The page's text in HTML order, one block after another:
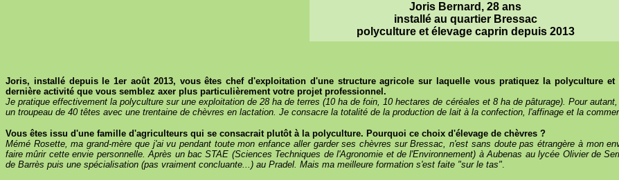
Joris Bernard, 28 ans
installé au quartier Bressac
polyculture et élevage caprin depuis 2013
Joris, installé depuis le 1er août 2013, vous êtes chef d'exploitation d'une structure agricole sur laquelle vous pratiquez la polyculture
dernière activité que vous semblez axer plus particulièrement votre projet professionnel.
Je pratique effectivement la polyculture sur une exploitation de 28 ha de terres (10 ha de foin, 10 hectares de céréales et 8 ha de pâturage). Pour
un troupeau de 40 têtes avec une trentaine de chèvres en lactation. Je consacre la totalité de la production de lait à la confection, l'affinage et la
Vous êtes issu d'une famille d'agriculteurs qui se consacrait plutôt à la polyculture. Pourquoi ce choix d'élevage de chèvres ?
Mémé Rosette, ma grand-mère que j'ai vu pendant toute mon enfance aller garder ses chèvres sur Bressac, n'est sans doute pas étrangère à mon
faire mûrir cette envie personnelle. Après un bac STAE (Sciences Techniques de l'Agronomie et de l'Environnement) à Aubenas au lycée Olivier de
de Barrès puis une spécialisation (pas vraiment concluante...) au Pradel. Mais ma meilleure formation s'est faite "sur le tas".